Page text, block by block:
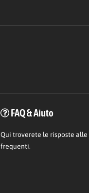
FAQ & Aiuto
Qui troverete le risposte alle
frequenti.